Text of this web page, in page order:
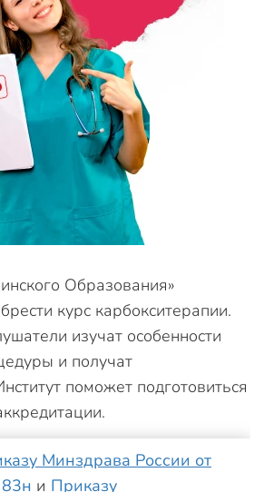
Образования»
курс карбокситерапии.
изучат особенности
и получат
поможет подготовиться
Минздрава России от
и Приказу